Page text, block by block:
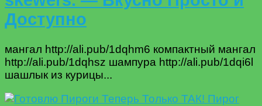
Доступно
мангал http://ali.pub/1dqhm6 компактный мангал
http://ali.pub/1dqhsz шампура http://ali.pub/1dqi6l
шашлык из курицы...